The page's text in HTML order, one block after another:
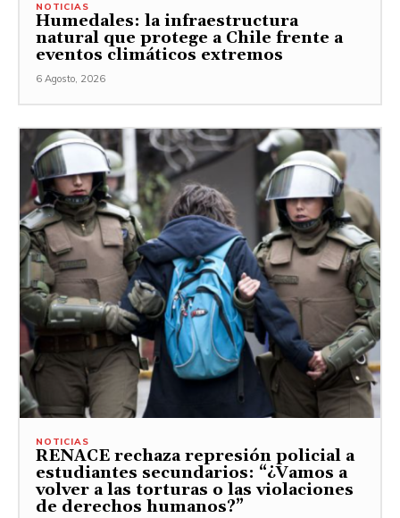
NOTICIAS
Humedales: la infraestructura
natural que protege a Chile frente a
eventos climáticos extremos
6 Agosto, 2026
NOTICIAS
RENACE rechaza represión policial a
estudiantes secundarios: “¿Vamos a
volver a las torturas o las violaciones
de derechos humanos?”